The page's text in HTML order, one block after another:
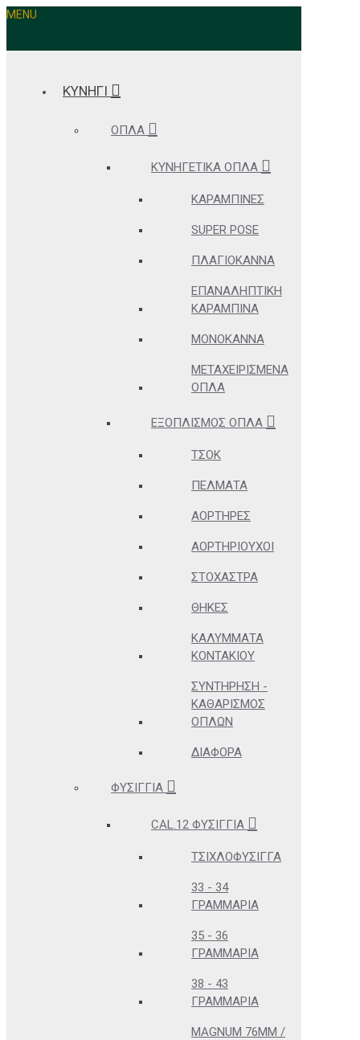
MENU
ΚΥΝΗΓΙ
ΌΠΛΑ
ΚΥΝΗΓΕΤΙΚΆ ΌΠΛΑ
ΚΑΡΑΜΠΊΝΕΣ
SUPER POSE
ΠΛΑΓΙΌΚΑΝΝΑ
ΕΠΑΝΑΛΗΠΤΙΚΉ
ΚΑΡΑΜΠΊΝΑ
ΜΟΝΌΚΑΝΝΑ
ΜΕΤΑΧΕΙΡΙΣΜΈΝΑ
ΌΠΛΑ
ΕΞΟΠΛΙΣΜΌΣ ΌΠΛΑ
ΤΣΟΚ
ΠΈΛΜΑΤΑ
ΑΟΡΤΉΡΕΣ
ΑΟΡΤΗΡΙΟΎΧΟΙ
ΣΤΌΧΑΣΤΡΑ
ΘΉΚΕΣ
ΚΑΛΎΜΜΑΤΑ
ΚΟΝΤΑΚΊΟΥ
ΣΥΝΤΉΡΗΣΗ -
ΚΑΘΑΡΙΣΜΌΣ
ΌΠΛΩΝ
ΔΙΆΦΟΡΑ
ΦΥΣΊΓΓΙΑ
CAL.12 ΦΥΣΊΓΓΙΑ
ΤΣΙΧΛΟΦΎΣΙΓΓΑ
33 - 34
ΓΡΑΜΜΆΡΙΑ
35 - 36
ΓΡΑΜΜΆΡΙΑ
38 - 43
ΓΡΑΜΜΆΡΙΑ
MAGNUM 76MM /